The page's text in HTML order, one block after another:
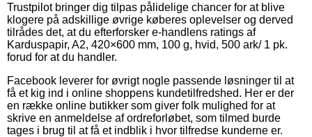
Trustpilot bringer dig tilpas pålidelige chancer for at blive
klogere på adskillige øvrige køberes oplevelser og derved
tilrådes det, at du efterforsker e-handlens ratings af
Karduspapir, A2, 420×600 mm, 100 g, hvid, 500 ark/ 1 pk.
forud for at du handler.
Facebook leverer for øvrigt nogle passende løsninger til at
få et kig ind i online shoppens kundetilfredshed. Her er der
en række online butikker som giver folk mulighed for at
skrive en anmeldelse af ordreforløbet, som tilmed burde
tages i brug til at få et indblik i hvor tilfredse kunderne er.